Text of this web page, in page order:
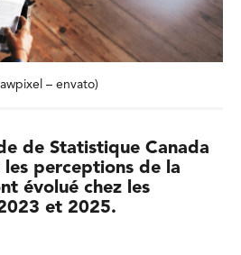
– envato)
de Statistique Canada
les perceptions de la
évolué chez les
et 2025.